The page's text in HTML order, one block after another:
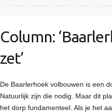
Column:
zet’
De Baarlerhoek volbouwen is een
Natuurlijk zijn die nodig. Maar dit
het dorp fundamenteel. Als je het